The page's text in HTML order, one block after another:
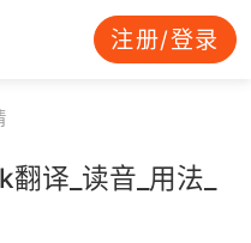
注册/登录
译_读音_用法_